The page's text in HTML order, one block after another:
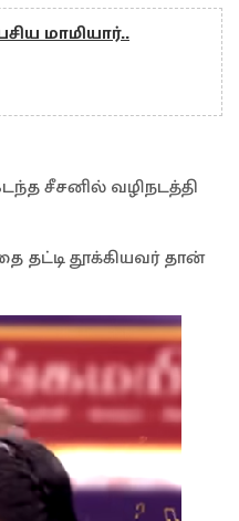
மாமியார்..
சீசனில் வழிநடத்தி
தட்டி தூக்கியவர் தான்